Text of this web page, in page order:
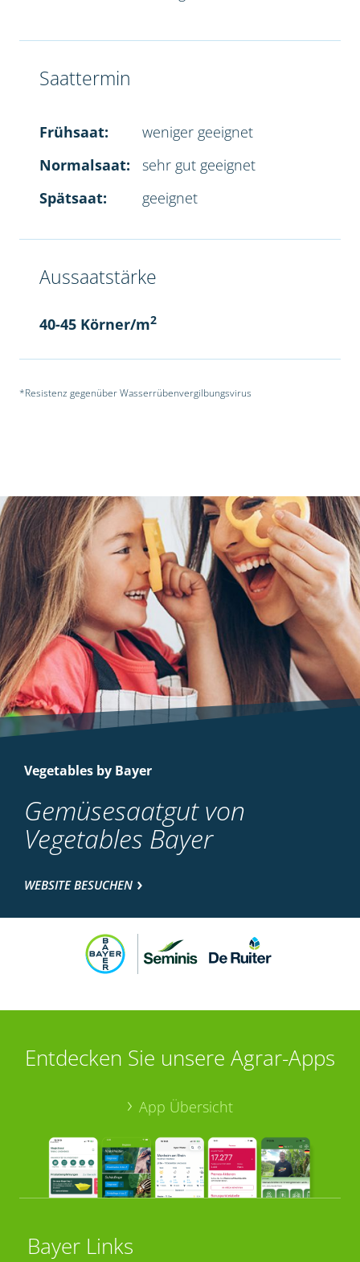
Saattermin
Frühsaat:
weniger geeignet
Normalsaat:
sehr gut geeignet
Spätsaat:
geeignet
Aussaatstärke
40-45 Körner/m2
*Resistenz gegenüber Wasserrübenvergilbungsvirus
Vegetables by Bayer
Gemüsesaatgut von
Vegetables Bayer
WEBSITE BESUCHEN
Entdecken Sie unsere Agrar-Apps
App Übersicht
Bayer Links